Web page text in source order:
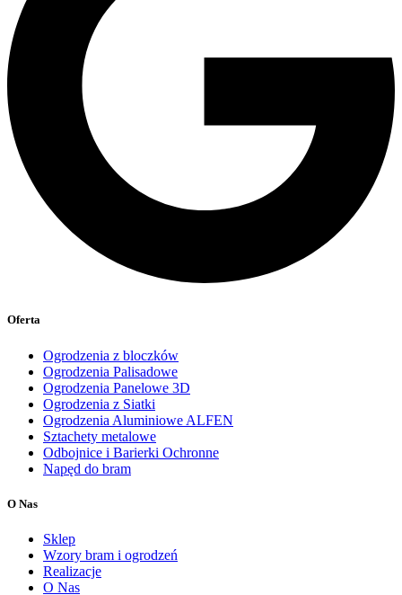
Oferta
Ogrodzenia z bloczków
Ogrodzenia Palisadowe
Ogrodzenia Panelowe 3D
Ogrodzenia z Siatki
Ogrodzenia Aluminiowe ALFEN
Sztachety metalowe
Odbojnice i Barierki Ochronne
Napęd do bram
O Nas
Sklep
Wzory bram i ogrodzeń
Realizacje
O Nas